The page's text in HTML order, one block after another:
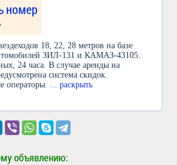
номер
18, 22, 28 метров на базе
ЗИЛ-131 и КАМАЗ-43105.
24 часа. В случае аренды на
система скидок.
операторы. ... раскрыть
объявлению: